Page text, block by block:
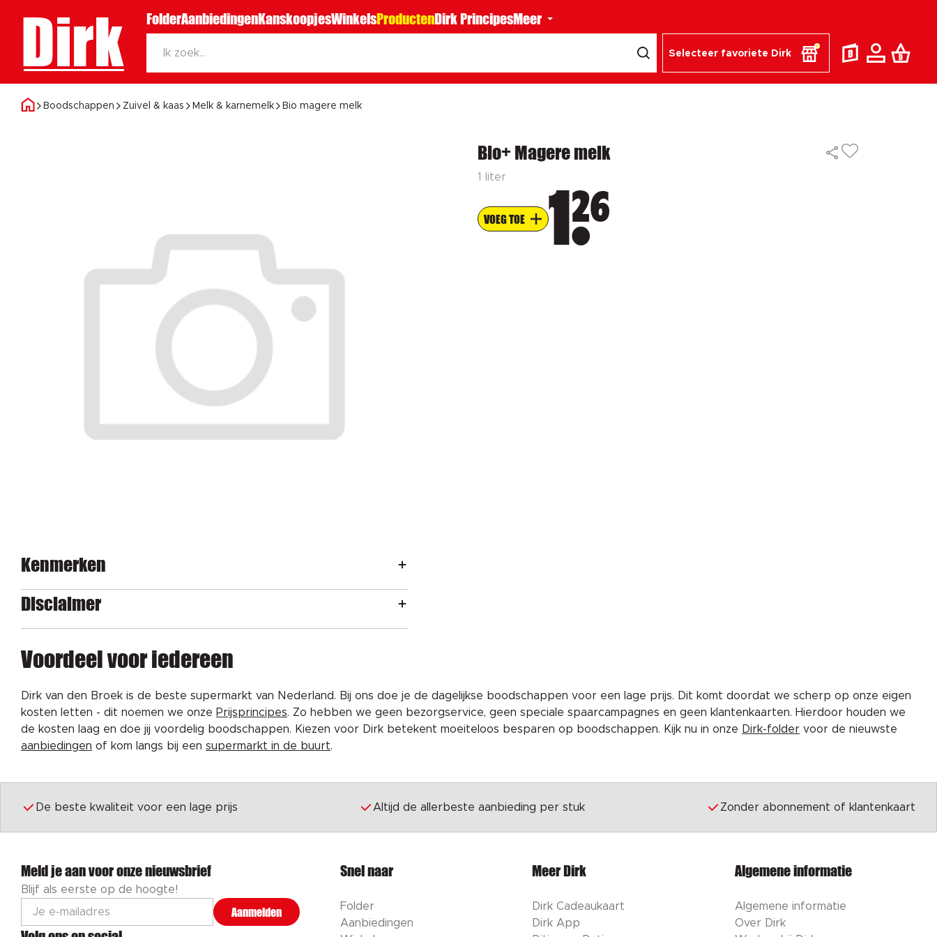
Dirk FolderAanbiedingenKanskoopjesWinkelsProductenDirk PrincipesMeer
Selecteer favoriete Dirk
Boodschappen Zuivel & kaas Melk & karnemelk Bio magere melk
Bio+ Magere melk
1 liter
VOEG TOE 1 26
Kenmerken
Disclaimer
Voordeel voor iedereen
Dirk van den Broek is de beste supermarkt van Nederland. Bij ons doe je de dagelijkse boodschappen voor een lage prijs. Dit komt doordat we scherp op onze eigen
kosten letten - dit noemen we onze Prijsprincipes. Zo hebben we geen bezorgservice, geen speciale spaarcampagnes en geen klantenkaarten. Hierdoor houden we
de kosten laag en doe jij voordelig boodschappen. Kiezen voor Dirk betekent moeiteloos besparen op boodschappen. Kijk nu in onze Dirk-folder voor de nieuwste
aanbiedingen of kom langs bij een supermarkt in de buurt.
De beste kwaliteit voor een lage prijs Altijd de allerbeste aanbieding per stuk Zonder abonnement of klantenkaart
Meld je aan voor onze nieuwsbrief
Blijf als eerste op de hoogte!
Aanmelden
Snel naar
Folder
Aanbiedingen
Meer Dirk
Dirk Cadeaukaart
Dirk App
Algemene informatie
Algemene informatie
Over Dirk